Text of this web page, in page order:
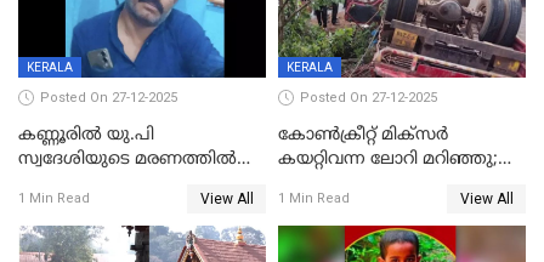
KERALA
Posted On 27-12-2025
കണ്ണൂരിൽ യു.പി
സ്വദേശിയുടെ മരണത്തിൽ
കേസ്; തർക്കമുണ്ടായത്
ഫേഷ്യലിന് 300 രൂപ
ആവശ്യപ്പെട്ടതിനെച്ചൊല്ലി
1 Min Read View All
KERALA
Posted On 27-12-2025
കോണ്‍ക്രീറ്റ് മിക്‌സര്‍
കയറ്റിവന്ന ലോറി മറിഞ്ഞു;
അപകടം കണ്ണൂരിൽ
1 Min Read View All